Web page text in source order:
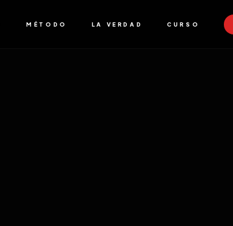
MÉTODO LA VERDAD CURSO